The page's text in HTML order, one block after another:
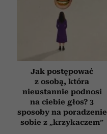
Jak postępować
z osobą, która
nieustannie podnosi
na ciebie głos? 3
sposoby na poradzenie
sobie z „krzykaczem”